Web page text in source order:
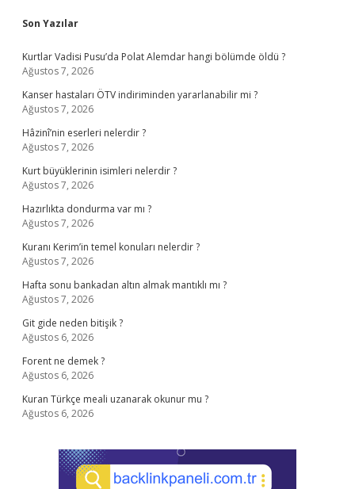
Sidebar
Son Yazılar
Kurtlar Vadisi Pusu’da Polat Alemdar hangi bölümde öldü ?
Ağustos 7, 2026
Kanser hastaları ÖTV indiriminden yararlanabilir mi ?
Ağustos 7, 2026
Hâzinî’nin eserleri nelerdir ?
Ağustos 7, 2026
Kurt büyüklerinin isimleri nelerdir ?
Ağustos 7, 2026
Hazırlıkta dondurma var mı ?
Ağustos 7, 2026
Kuranı Kerim’in temel konuları nelerdir ?
Ağustos 7, 2026
Hafta sonu bankadan altın almak mantıklı mı ?
Ağustos 7, 2026
Git gide neden bitişik ?
Ağustos 6, 2026
Forent ne demek ?
Ağustos 6, 2026
Kuran Türkçe meali uzanarak okunur mu ?
Ağustos 6, 2026